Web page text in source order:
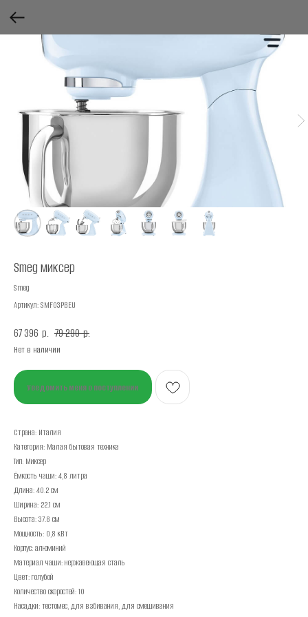
Smeg миксер
Smeg
Артикул:SMF03PBEU
67 396 р. 79 290 р.
Нет в наличии
Уведомить меня о поступлении
Страна: Италия
Категория: Малая бытовая техника
Тип: Миксер
Ёмкость чаши: 4,8 литра
Длина: 40.2 см
Ширина: 22.1 см
Высота: 37.8 см
Мощность: 0,8 кВт
Корпус: алюминий
Материал чаши: нержавеющая сталь
Цвет: голубой
Количество скоростей: 10
Насадки: тестомес, для взбивания, для смешивания